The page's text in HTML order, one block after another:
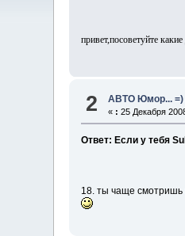
привет,посоветуйте
2 АВТО Юмор... =)
« : 25 Декабря
Ответ: Если у тебя
18. ты чаще смотришь